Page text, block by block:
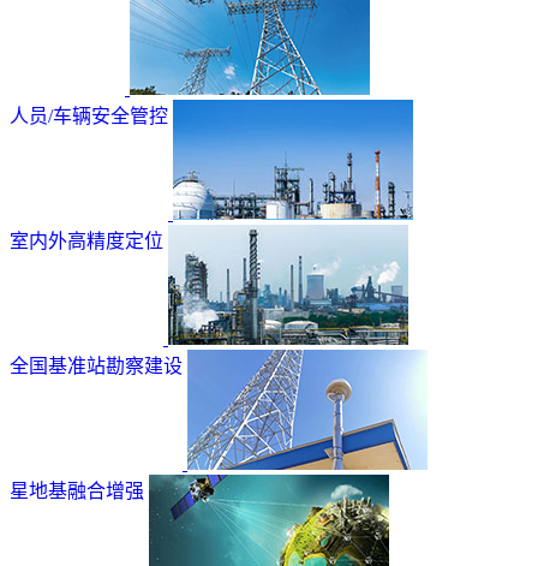
人员/车辆安全管控
室内外高精度定位
全国基准站勘察建设
星地基融合增强